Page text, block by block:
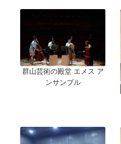
群山芸術の殿堂 エメス ア
ンサンブル